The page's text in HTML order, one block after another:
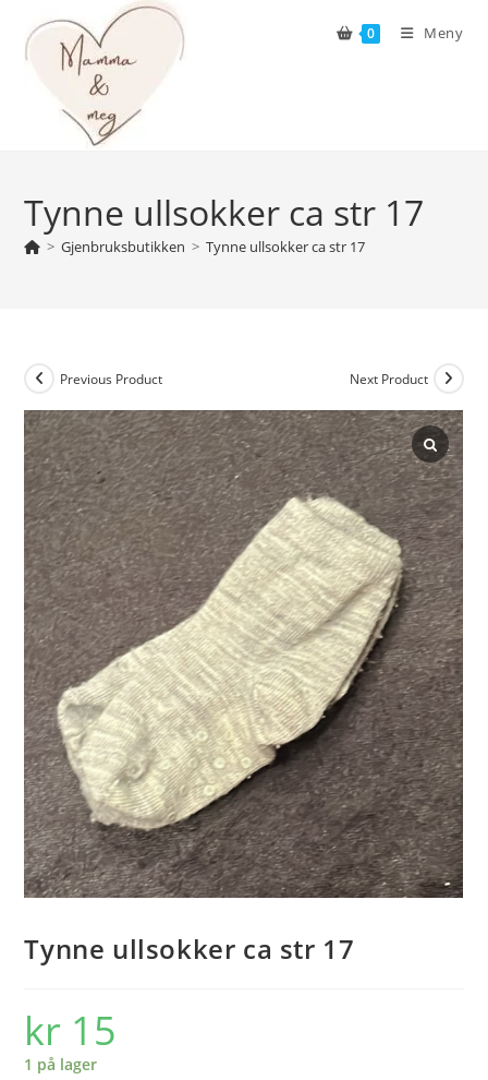
content
0 Meny
Tynne ullsokker ca str 17
> Gjenbruksbutikken > Tynne ullsokker ca str 17
Previous Product Next Product
Tynne ullsokker ca str 17
kr 15
1 på lager